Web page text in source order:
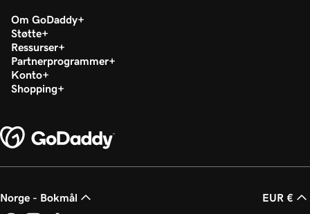
Om GoDaddy
Støtte
Ressurser
Partnerprogrammer
Konto
Shopping
Norge - Bokmål EUR €